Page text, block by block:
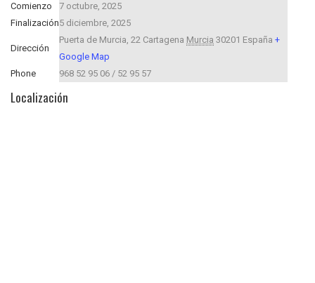
Comienzo
7 octubre, 2025
Finalización5 diciembre, 2025
Dirección
Puerta de Murcia, 22 Cartagena Murcia 30201 España +
Google Map
Phone
968 52 95 06 / 52 95 57
Localización